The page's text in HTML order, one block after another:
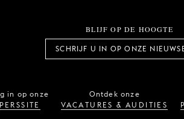
BLIJF OP DE HOOGTE
SCHRIJF U IN OP ONZE
in op onze
PERSSITE
Ontdek onze
VACATURES & AUDITIES